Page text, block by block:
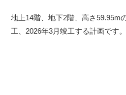
地上14階、地下2階、高さ59.95m
工、2026年3月竣工する計画です。